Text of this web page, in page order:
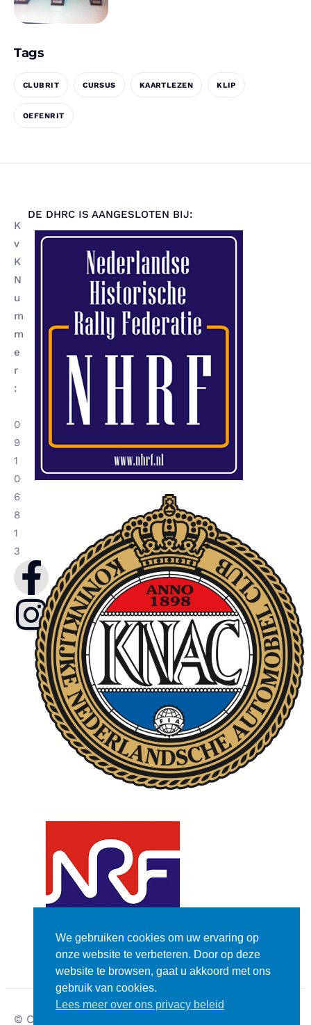
Tags
CLUBRIT CURSUS KAARTLEZEN KLIP
OEFENRIT
K
v
K
N
u
m
m
e
r
:
0
9
1
0
6
8
1
3
DE DHRC IS AANGESLOTEN BIJ:
© Copyright – Dutch
We gebruiken cookies om uw ervaring op
onze website te verbeteren. Door op deze
website te browsen, gaat u akkoord met ons
gebruik van cookies.
Lees meer over ons privacy beleid